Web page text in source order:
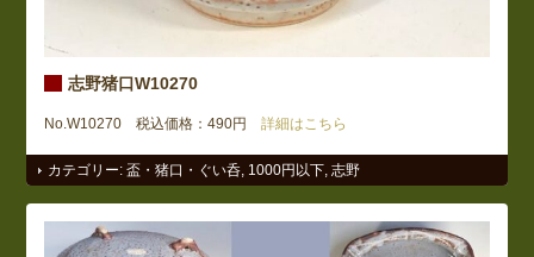
志野猪口W10270
No.W10270 税込価格：490円 詳細はこちら
カテゴリー:盃・猪口・ぐい呑 1000円以下 ,志野